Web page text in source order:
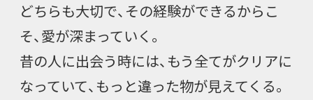
どちらも大切で、その経験ができるからこ
そ、愛が深まっていく。
昔の人に出会う時には、もう全てがクリアに
なっていて、もっと違った物が見えてくる。